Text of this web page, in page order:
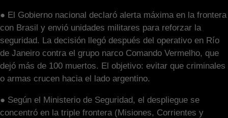
● El Gobierno nacional declaró alerta máxima en la frontera
con Brasil y envió unidades militares para reforzar la
seguridad. La decisión llegó después del operativo en Río
de Janeiro contra el grupo narco Comando Vermelho, que
dejó más de 100 muertos. El objetivo: evitar que criminales
o armas crucen hacia el lado argentino.
● Según el Ministerio de Seguridad, el despliegue se
concentró en la triple frontera (Misiones, Corrientes y